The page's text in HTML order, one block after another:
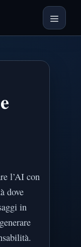
Menu
l’AI con
dove
in